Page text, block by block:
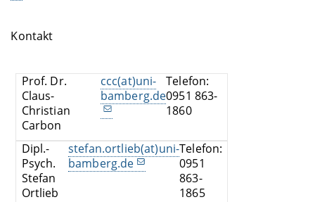
Kontakt
Prof. Dr.
Claus-
Christian
Carbon
ccc(at)uni-
bamberg.de
Telefon:
0951 863-
1860
Dipl.-
Psych.
Stefan
Ortlieb
stefan.ortlieb(at)uni-
bamberg.de
Telefon:
0951
863-
1865